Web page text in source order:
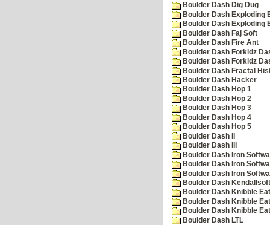
Boulder Dash Dig Dug
Boulder Dash Exploding
Boulder Dash Exploding
Boulder Dash Faj Soft
Boulder Dash Fire Ant
Boulder Dash Forkidz
Boulder Dash Forkidz
Boulder Dash Fractal
Boulder Dash Hacker
Boulder Dash Hop 1
Boulder Dash Hop 2
Boulder Dash Hop 3
Boulder Dash Hop 4
Boulder Dash Hop 5
Boulder Dash II
Boulder Dash III
Boulder Dash Iron
Boulder Dash Iron
Boulder Dash Iron
Boulder Dash
Boulder Dash Knibble
Boulder Dash Knibble
Boulder Dash Knibble
Boulder Dash LTL